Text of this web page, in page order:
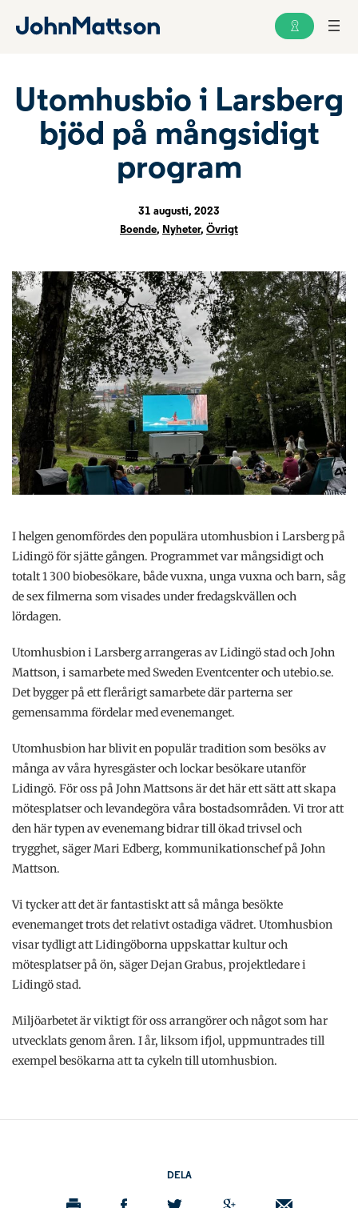
Utomhusbio i Larsberg
bjöd på mångsidigt
program
31 augusti, 2023
Boende, Nyheter, Övrigt
I helgen genomfördes den populära utomhusbion i Larsberg på
Lidingö för sjätte gången. Programmet var mångsidigt och
totalt 1 300 biobesökare, både vuxna, unga vuxna och barn, såg
de sex filmerna som visades under fredagskvällen och
lördagen.
Utomhusbion i Larsberg arrangeras av Lidingö stad och John
Mattson, i samarbete med Sweden Eventcenter och utebio.se.
Det bygger på ett flerårigt samarbete där parterna ser
gemensamma fördelar med evenemanget.
Utomhusbion har blivit en populär tradition som besöks av
många av våra hyresgäster och lockar besökare utanför
Lidingö. För oss på John Mattsons är det här ett sätt att skapa
mötesplatser och levandegöra våra bostadsområden. Vi tror att
den här typen av evenemang bidrar till ökad trivsel och
trygghet, säger Mari Edberg, kommunikationschef på John
Mattson.
Vi tycker att det är fantastiskt att så många besökte
evenemanget trots det relativt ostadiga vädret. Utomhusbion
visar tydligt att Lidingöborna uppskattar kultur och
mötesplatser på ön, säger Dejan Grabus, projektledare i
Lidingö stad.
Miljöarbetet är viktigt för oss arrangörer och något som har
utvecklats genom åren. I år, liksom ifjol, uppmuntrades till
exempel besökarna att ta cykeln till utomhusbion.
DELA